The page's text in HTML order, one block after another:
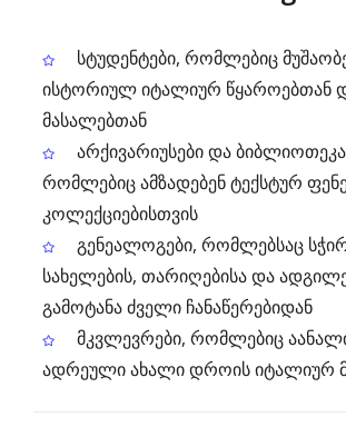
სტუდენტები, რომლებიც
ისტორიულ იტალიურ წყაროებთან
მასალებთან
არქივარიუსები და
რომლებიც ამზადებენ ტექსტურ
კოლექციებისთვის
გენეალოგები, რომლებსაც
სახელების, თარიღებისა და
გამოტანა ძველი ჩანაწერებიდან
მკვლევრები, რომლებიც
ადრეული ახალი დროის იტალიურ